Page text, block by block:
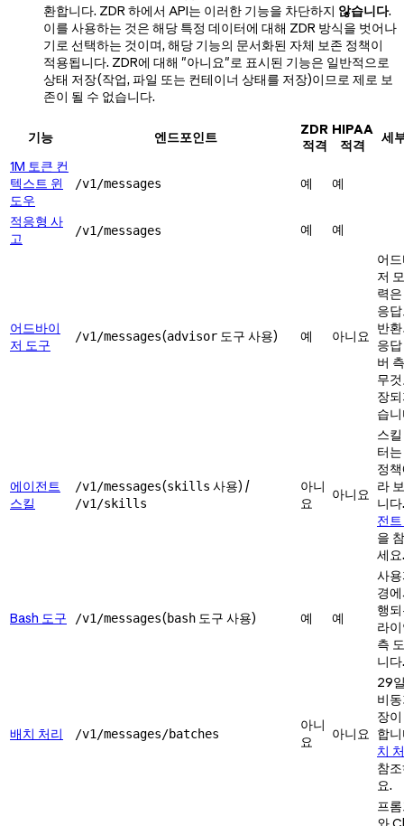
환합니다. ZDR 하에서 API는 이러한 기능을 차단하지 않습니다.
이를 사용하는 것은 해당 특정 데이터에 대해 ZDR 방식을 벗어나
기로 선택하는 것이며, 해당 기능의 문서화된 자체 보존 정책이
적용됩니다. ZDR에 대해 "아니요"로 표시된 기능은 일반적으로
상태 저장(작업, 파일 또는 컨테이너 상태를 저장)이므로 제로 보
존이 될 수 없습니다.
기능 엔드포인트
ZDR
적격
HIPAA
적격
세
1M 토큰 컨
텍스트 윈
도우
/v1/messages 예 예
적응형 사
고
/v1/messages 예 예
어드바이
저 도구
/v1/messages(advisor 도구 사용) 예 아니요
어
저
력
응
반
응
버
무
장
습
에이전트
스킬
/v1/messages(skills 사용) /
/v1/skills
아니
요
아니요
스
터
정
라
니
전
을
세요.
Bash 도구 /v1/messages(bash 도구 사용) 예 예
사
경
행
라
측
니다.
배치 처리 /v1/messages/batches
아니
요
아니요
29
비
장
합
치
참
요.
프